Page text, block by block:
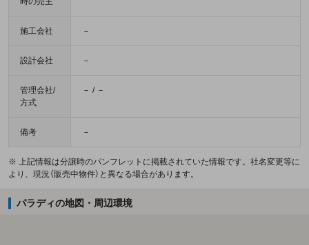
施工会社 －
設計会社 －
管理会社/
方式
－ / －
備考 －
※ 上記情報は分譲時のパンフレットに掲載されていた情報です。社名変更等に
より、現況（販売中物件）と異なる場合があります。
パラディの地図・周辺環境